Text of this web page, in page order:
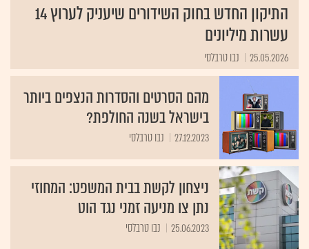
התיקון החדש בחוק השידורים שיעניק לערוץ 14
עשרות מיליונים
25.05.2026 נבו טרבלסי
מהם הסרטים והסדרות הנצפים ביותר
בישראל בשנה החולפת?
27.12.2023 נבו טרבלסי
ניצחון לקשת בבית המשפט: המחוזי
נתן צו מניעה זמני נגד הוט
25.06.2023 נבו טרבלסי